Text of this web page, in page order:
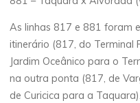
As linhas 817 e 881 foram
itinerário (817, do Terminal
Jardim Oceânico para o
na outra ponta (817, de
de Curicica para a